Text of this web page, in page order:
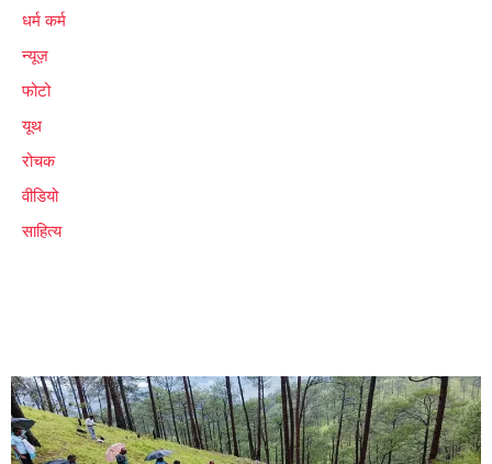
धर्म कर्म
न्यूज़
फोटो
यूथ
रोचक
वीडियो
साहित्य